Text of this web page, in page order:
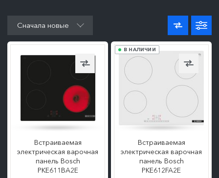
Сначала новые
Встраиваемая
электрическая варочная
панель Bosch
PKE611BA2E
В НАЛИЧИИ
Встраиваемая
электрическая варочная
панель Bosch
PKE612FA2E